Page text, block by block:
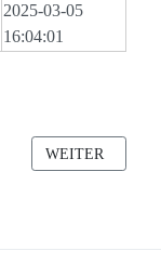
2025-03-05
16:04:01
NÄCHSTER
WEITER